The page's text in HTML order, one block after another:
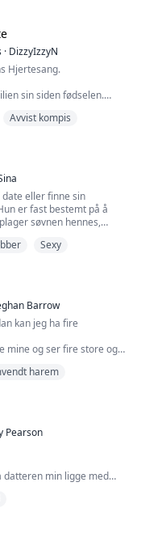
m...
· DizzyIzzyN
Hjertesang.
sin siden fødselen.
kreftene hennes, blir
hater henne, og får en ny
Avvist kompis
eller finne sin
er fast bestemt på å
søvnen hennes,
venn, Mavy, ber henne
Moon-ball...
Sexy
Barrow
kan jeg ha fire
mine og ser fire store og
den andre gule, som
og nærmer seg sakte
harem
Pearson
datteren min ligge med